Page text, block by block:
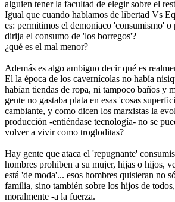
alguien tener la facultad de elegir sobre el
Igual que cuando hablamos de libertad Vs
es: permitimos el demoniaco 'consumismo'
dirija el consumo de 'los borregos'?
¿qué es el mal menor?
Además es algo ambiguo decir qué es
El la época de los cavernícolas no había
habían tiendas de ropa, ni tampoco baños y
gente no gastaba plata en esas 'cosas
cambiante, y como dicen los marxistas la
producción -entiéndase tecnología- no se
volver a vivir como trogloditas?
Hay gente que ataca el 'repugnante'
hombres prohiben a su mujer, hijas o hijos,
está 'de moda'... esos hombres quisieran no
familia, sino también sobre los hijos de
moralmente -a la fuerza.